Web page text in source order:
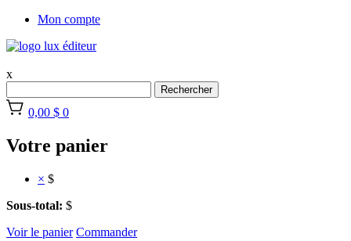
Mon compte
x
Rechercher
0,00 $ 0
Votre panier
× $
Sous-total: $
Voir le panier Commander